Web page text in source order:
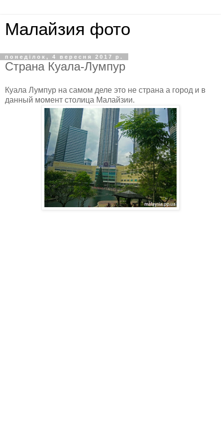
Малайзия фото
понеділок, 4 вересня 2017 р.
Страна Куала-Лумпур
Куала Лумпур на самом деле это не страна а город и в
данный момент столица Малайзии.